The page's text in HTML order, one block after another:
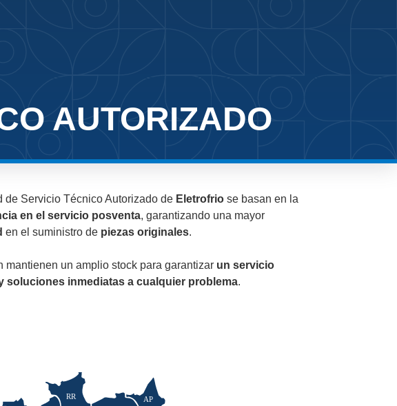
AUTORIZADO
de Servicio Técnico Autorizado de Eletrofrio se basan en la
en el servicio posventa, garantizando una mayor
en el suministro de piezas originales.
mantienen un amplio stock para garantizar un servicio
soluciones inmediatas a cualquier problema.
AP
RR